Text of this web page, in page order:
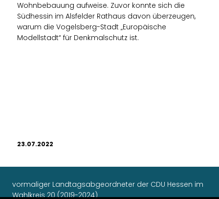
Wohnbebauung aufweise. Zuvor konnte sich die
Südhessin im Alsfelder Rathaus davon überzeugen,
warum die Vogelsberg-Stadt „Europäische
Modellstadt“ für Denkmalschutz ist.
23.07.2022
vormaliger Landtagsabgeordneter der CDU Hessen im
Wahlkreis 20 (2019-2024)